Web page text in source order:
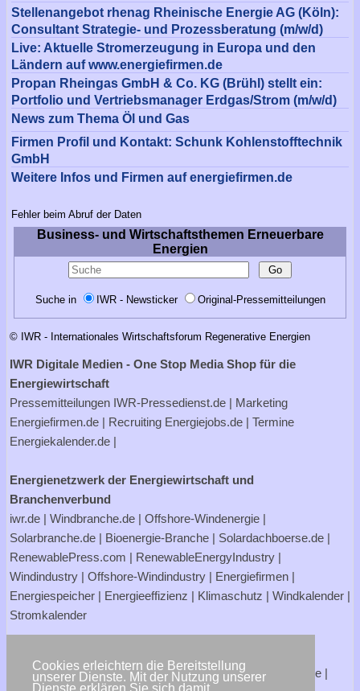
Cookies erleichtern die Bereitstellung
unserer Dienste. Mit der Nutzung unserer
Stellenangebot rhenag Rheinische Energie AG (Köln):
Consultant Strategie- und Prozessberatung (m/w/d)
Live: Aktuelle Stromerzeugung in Europa und den
Ländern auf www.energiefirmen.de
Propan Rheingas GmbH & Co. KG (Brühl) stellt ein:
Portfolio und Vertriebsmanager Erdgas/Strom (m/w/d)
News zum Thema Öl und Gas
Firmen Profil und Kontakt: Schunk Kohlenstofftechnik
GmbH
Weitere Infos und Firmen auf energiefirmen.de
Fehler beim Abruf der Daten
Business- und Wirtschaftsthemen Erneuerbare
Energien
Suche in IWR - Newsticker Original-Pressemitteilungen
© IWR - Internationales Wirtschaftsforum Regenerative Energien
IWR Digitale Medien - One Stop Media Shop für die
Energiewirtschaft
Pressemitteilungen IWR-Pressedienst.de | Marketing
Energiefirmen.de | Recruiting Energiejobs.de | Termine
Energiekalender.de |
Energienetzwerk der Energiewirtschaft und
Branchenverbund
iwr.de | Windbranche.de | Offshore-Windenergie |
Solarbranche.de | Bioenergie-Branche | Solardachboerse.de |
RenewablePress.com | RenewableEnergyIndustry |
Windindustry | Offshore-Windindustry | Energiefirmen |
Energiespeicher | Energieeffizienz | Klimaschutz | Windkalender |
Stromkalender
Strompreisrechner.de|Stromtarife.de|Solardachboerse.de |